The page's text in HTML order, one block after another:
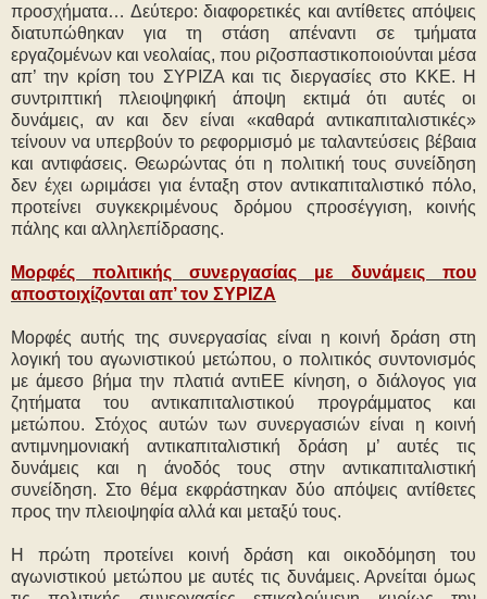
προσχήματα… Δεύτερο: διαφορετικές και αντίθετες απόψεις
διατυπώθηκαν για τη στάση απέναντι σε τμήματα
εργαζομένων και νεολαίας, που ριζοσπαστικοποιούνται μέσα
απ’ την κρίση του ΣΥΡΙΖΑ και τις διεργασίες στο ΚΚΕ. Η
συντριπτική πλειοψηφική άποψη εκτιμά ότι αυτές οι
δυνάμεις, αν και δεν είναι «καθαρά αντικαπιταλιστικές»
τείνουν να υπερβούν το ρεφορμισμό με ταλαντεύσεις βέβαια
και αντιφάσεις. Θεωρώντας ότι η πολιτική τους συνείδηση
δεν έχει ωριμάσει για ένταξη στον αντικαπιταλιστικό πόλο,
προτείνει συγκεκριμένους δρόμου ςπροσέγγιση, κοινής
πάλης και αλληλεπίδρασης.
Μορφές πολιτικής συνεργασίας με δυνάμεις που
αποστοιχίζονται απ’ τον ΣΥΡΙΖΑ
Μορφές αυτής της συνεργασίας είναι η κοινή δράση στη
λογική του αγωνιστικού μετώπου, ο πολιτικός συντονισμός
με άμεσο βήμα την πλατιά αντιΕΕ κίνηση, ο διάλογος για
ζητήματα του αντικαπιταλιστικού προγράμματος και
μετώπου. Στόχος αυτών των συνεργασιών είναι η κοινή
αντιμνημονιακή αντικαπιταλιστική δράση μ’ αυτές τις
δυνάμεις και η άνοδός τους στην αντικαπιταλιστική
συνείδηση. Στο θέμα εκφράστηκαν δύο απόψεις αντίθετες
προς την πλειοψηφία αλλά και μεταξύ τους.
Η πρώτη προτείνει κοινή δράση και οικοδόμηση του
αγωνιστικού μετώπου με αυτές τις δυνάμεις. Αρνείται όμως